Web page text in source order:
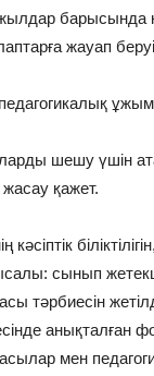
барысында
жауап беруі
шешу үшін
қажет.
кәсіптік
сынып
тәрбиесін
анықталған
мен